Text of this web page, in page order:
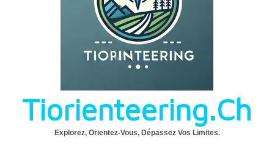
Tiorienteering.ch
Explorez, Orientez-Vous, Dépassez Vos Limites.